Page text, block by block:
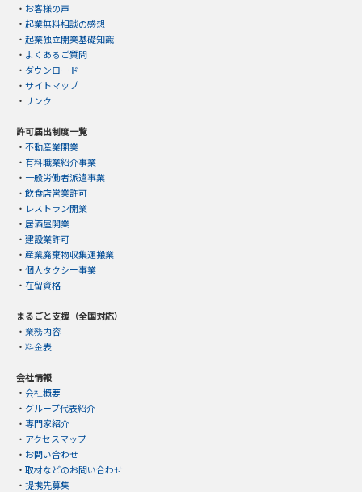
・ お客様の声
・ 起業無料相談の感想
・ 起業独立開業基礎知識
・ よくあるご質問
・ ダウンロード
・ サイトマップ
・ リンク
許可届出制度一覧
・ 不動産業開業
・ 有料職業紹介事業
・ 一般労働者派遣事業
・ 飲食店営業許可
・ レストラン開業
・ 居酒屋開業
・ 建設業許可
・ 産業廃棄物収集運搬業
・ 個人タクシー事業
・ 在留資格
まるごと支援（全国対応）
・ 業務内容
・ 料金表
会社情報
・ 会社概要
・ グループ代表紹介
・ 専門家紹介
・ アクセスマップ
・ お問い合わせ
・ 取材などのお問い合わせ
・ 提携先募集